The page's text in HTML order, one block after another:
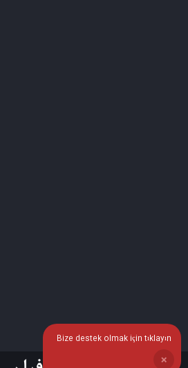
Bize destek olmak için tıklayın
❌